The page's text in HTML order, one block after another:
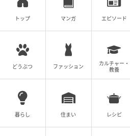
トップ マンガ エピソード
どうぶつ ファッション
カルチャー・
教養
暮らし 住まい レシピ